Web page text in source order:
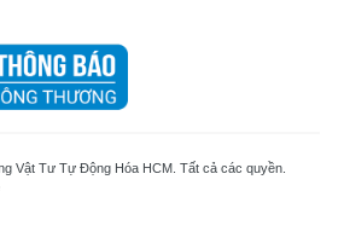
Vật Tư Tự Động Hóa HCM. Tất cả các quyền.